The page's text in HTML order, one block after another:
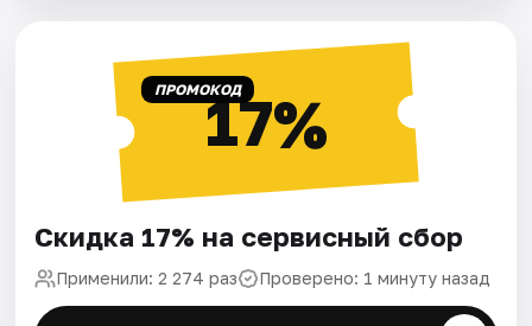
ПРОМОКОД17%
Скидка 17% на сервисный сбор
Применили: 2 274 раз Проверено: 1 минуту назад